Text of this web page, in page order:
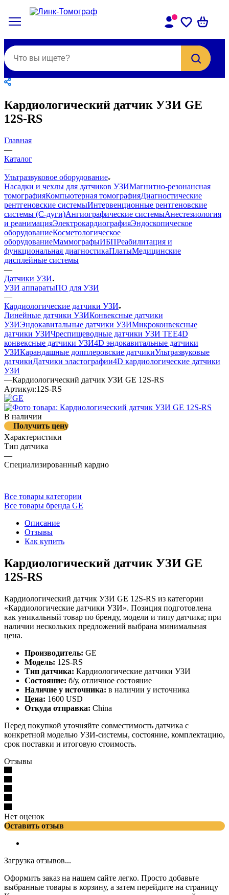
Кардиологический датчик УЗИ GE
12S-RS
Главная
—
Каталог
—
Ультразвуковое оборудование
Насадки и чехлы для датчиков УЗИМагнитно-резонансная
томографияКомпьютерная томографияДиагностические
рентгеновские системыИнтервенционные рентгеновские
системы (С-дуги)Ангиографические системыАнестезиология
и реанимацияЭлектрокардиографияЭндоскопическое
оборудованиеКосметологическое
оборудованиеМаммографыИБПРеабилитация и
функциональная диагностикаПлатыМедицинские
дисплейные системы
—
Датчики УЗИ
УЗИ аппаратыПО для УЗИ
—
Кардиологические датчики УЗИ
Линейные датчики УЗИКонвексные датчики
УЗИЭндокавитальные датчики УЗИМикроконвексные
датчики УЗИЧреспищеводные датчики УЗИ TEE4D
конвексные датчики УЗИ4D эндокавитальные датчики
УЗИКарандашные допплеровские датчикиУльтразвуковые
датчикиДатчики эластографии4D кардиологические датчики
УЗИ
—Кардиологический датчик УЗИ GE 12S-RS
Артикул:12S-RS
В наличии
Получить цену
Характеристики
Тип датчика
—
Специализированный кардио
Все товары категории
Все товары бренда GE
Описание
Отзывы
Как купить
Кардиологический датчик УЗИ GE
12S-RS
Кардиологический датчик УЗИ GE 12S-RS из категории
«Кардиологические датчики УЗИ». Позиция подготовлена
как уникальный товар по бренду, модели и типу датчика; при
наличии нескольких предложений выбрана минимальная
цена.
Производитель: GE
Модель: 12S-RS
Тип датчика: Кардиологические датчики УЗИ
Состояние: б/у, отличное состояние
Наличие у источника: в наличии у источника
Цена: 1600 USD
Откуда отправка: China
Перед покупкой уточняйте совместимость датчика с
конкретной моделью УЗИ-системы, состояние, комплектацию,
срок поставки и итоговую стоимость.
Отзывы
Нет оценок
Оставить отзыв
Загрузка отзывов...
Оформить заказ на нашем сайте легко. Просто добавьте
выбранные товары в корзину, а затем перейдите на страницу